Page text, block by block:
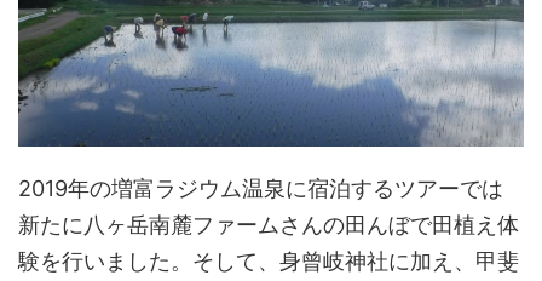
2019年の増富ラジウム温泉に宿泊するツアーでは
新たに八ヶ岳南麓ファームさんの田んぼで田植え体
験を行いました。そして、身曾岐神社に加え、甲斐